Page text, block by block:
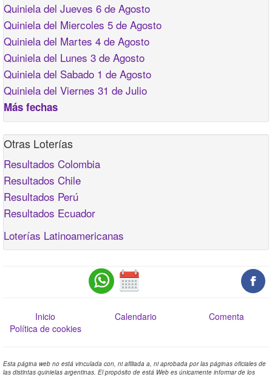
Quiniela del Jueves 6 de Agosto
Quiniela del Miercoles 5 de Agosto
Quiniela del Martes 4 de Agosto
Quiniela del Lunes 3 de Agosto
Quiniela del Sabado 1 de Agosto
Quiniela del Viernes 31 de Julio
Más fechas
Otras Loterías
Resultados Colombia
Resultados Chile
Resultados Perú
Resultados Ecuador
Loterías Latinoamericanas
Inicio Calendario
Comenta
Política de cookies
Esta página web no está vinculada con, ni afiliada a, ni aprobada por las páginas oficiales de
las distintas quinielas argentinas. El propósito de está Web es únicamente informar de los